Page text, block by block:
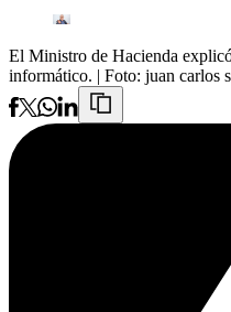
El Ministro de Hacienda
informático. | Foto: juan carlos